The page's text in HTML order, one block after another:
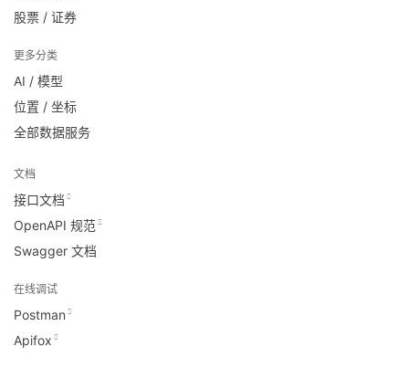
股票 / 证券
更多分类
AI / 模型
位置 / 坐标
全部数据服务
文档
接口文档
OpenAPI 规范
Swagger 文档
在线调试
Postman
Apifox